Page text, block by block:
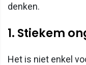
denken.
1. Stiekem
Het is niet enkel